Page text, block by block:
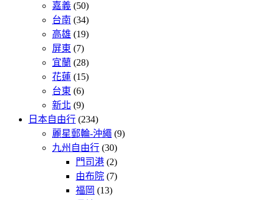
嘉義 (50)
台南 (34)
高雄 (19)
屏東 (7)
宜蘭 (28)
花蓮 (15)
台東 (6)
新北 (9)
日本自由行 (234)
麗星郵輪-沖繩 (9)
九州自由行 (30)
門司港 (2)
由布院 (7)
福岡 (13)